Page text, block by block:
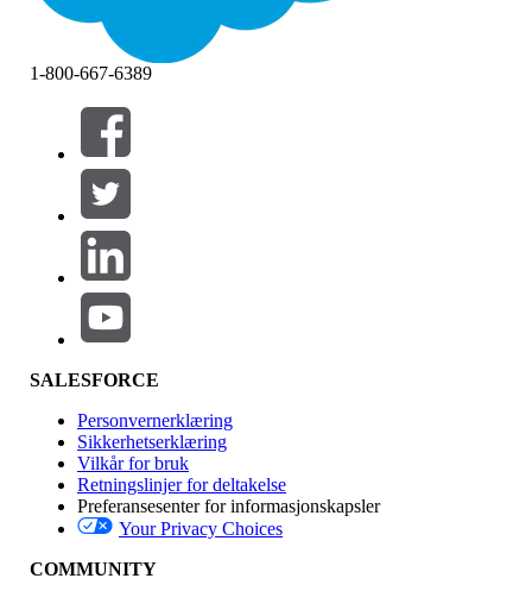
Filtre (0)
VELG FILTRE
Produktområde
Funksjonsinnvirkning
Utgave
1-800-667-6389
SALESFORCE
Personvernerklæring
Sikkerhetserklæring
Vilkår for bruk
Retningslinjer for deltakelse
Preferansesenter for informasjonskapsler
Your Privacy Choices
COMMUNITY